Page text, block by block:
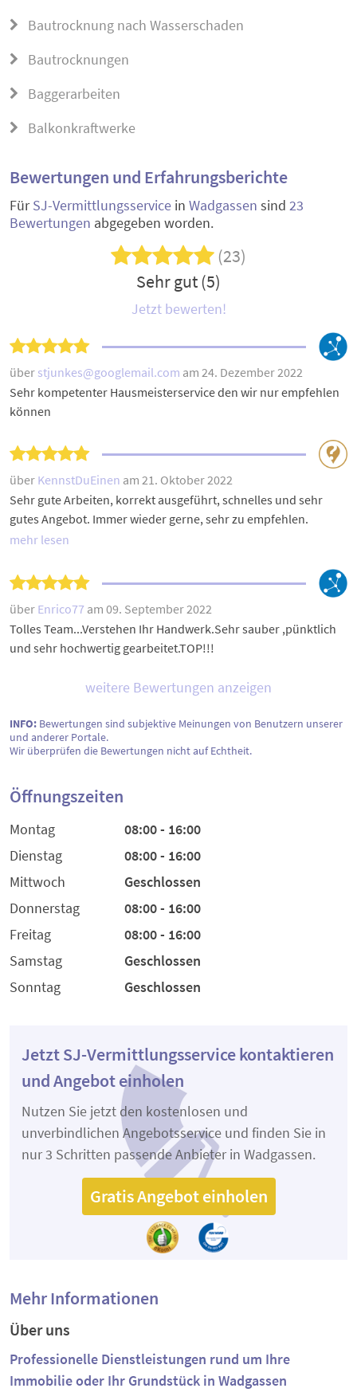
Bautrocknung nach Wasserschaden
Bautrocknungen
Baggerarbeiten
Balkonkraftwerke
Bewertungen und Erfahrungsberichte
FürSJ-Vermittlungsservice in Wadgassen sind 23
Bewertungen abgegeben worden.
(23)
Sehr gut (5)
Jetzt bewerten!
über stjunkes@googlemail.com am 24. Dezember 2022
Sehr kompetenter Hausmeisterservice den wir nur empfehlen
können
über KennstDuEinen am 21. Oktober 2022
Sehr gute Arbeiten, korrekt ausgeführt, schnelles und sehr
gutes Angebot. Immer wieder gerne, sehr zu empfehlen.
mehr lesen
über Enrico77 am 09. September 2022
Tolles Team...Verstehen Ihr Handwerk.Sehr sauber ,pünktlich
und sehr hochwertig gearbeitet.TOP!!!
weitere Bewertungen anzeigen
INFO: Bewertungen sind subjektive Meinungen von Benutzern unserer
und anderer Portale.
Wir überprüfen die Bewertungen nicht auf Echtheit.
Öffnungszeiten
Montag
08:00 - 16:00
Dienstag
08:00 - 16:00
Mittwoch
Geschlossen
Donnerstag
08:00 - 16:00
Freitag
08:00 - 16:00
Samstag
Geschlossen
Sonntag
Geschlossen
Jetzt SJ-Vermittlungsservice kontaktieren
und Angebot einholen
Nutzen Sie jetzt den kostenlosen und
unverbindlichen Angebotsservice und finden Sie in
nur 3 Schritten passende Anbieter in Wadgassen.
Gratis Angebot einholen
Mehr Informationen
Über uns
Professionelle Dienstleistungen rund um Ihre
Immobilie oder Ihr Grundstück in Wadgassen